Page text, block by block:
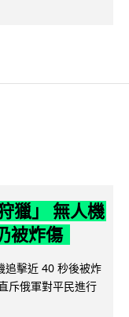
獵」 無人機
被炸傷
追擊近 40 秒後被炸
斥俄軍對平民進行